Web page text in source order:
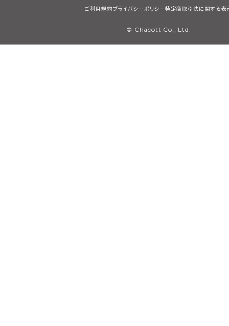
ご利用規約プライバシーポリシー特定商取引法に関する表
© Chacott Co., Ltd.